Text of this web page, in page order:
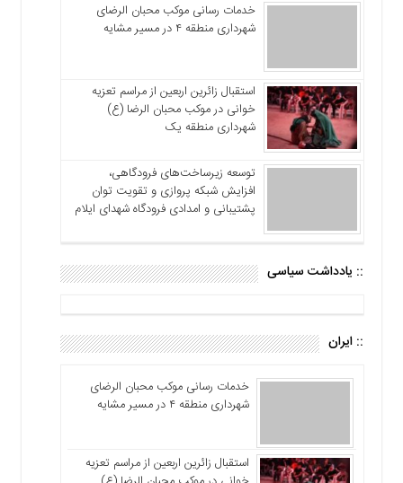
خدمات رسانی موکب محبان الرضای
شهرداری منطقه ۴ در مسیر مشایه
استقبال زائرین اربعین از مراسم تعزیه
خوانی در موکب محبان الرضا (ع)
شهرداری منطقه یک
توسعه زیرساخت‌های فرودگاهی،
افزایش شبکه پروازی و تقویت توان
پشتیبانی و امدادی فرودگاه شهدای ایلام
:: یادداشت سیاسی
:: ایران
خدمات رسانی موکب محبان الرضای
شهرداری منطقه ۴ در مسیر مشایه
استقبال زائرین اربعین از مراسم تعزیه